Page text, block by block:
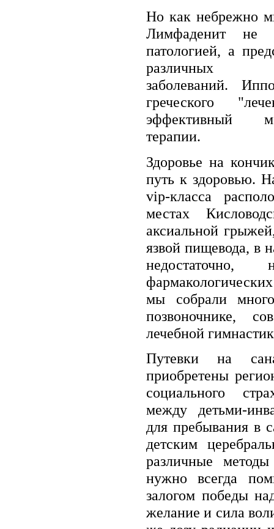
Но как небрежно
Лимфаденит не
патологией, а
различных
заболеваний.
греческого
эффективный
терапии.
Здоровье на
путь к здоровью.
vip-класса
местах
аксиальной
язвой пищевода, в
мы собрали
позвоночнике,
лечебной
Путевки на
приобретены
социального
между детьми-
для пребывания в
детским
различные
нужно всегда
залогом победы
желание и сила